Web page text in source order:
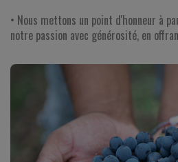
• Nous mettons un point d'honneur à
notre passion avec générosité, en